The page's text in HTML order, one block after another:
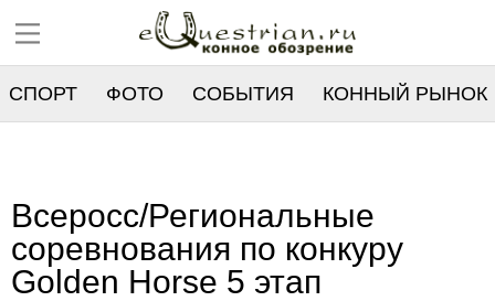
СПОРТ ФОТО СОБЫТИЯ КОННЫЙ РЫНОК
Всеросс/Региональные
соревнования по конкуру
Golden Horse 5 этап